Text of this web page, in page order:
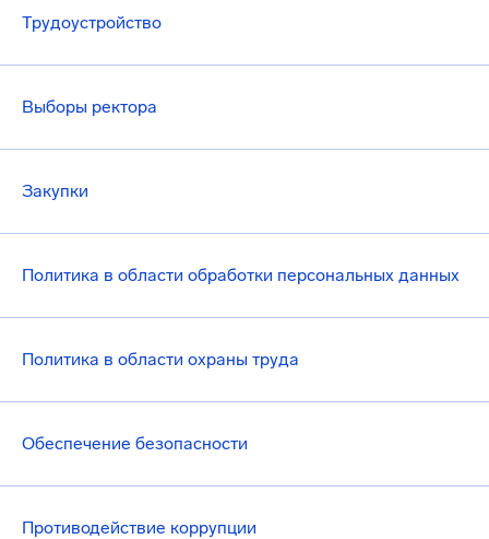
Трудоустройство
Выборы ректора
Закупки
Политика в области обработки персональных данных
Политика в области охраны труда
Обеспечение безопасности
Противодействие коррупции